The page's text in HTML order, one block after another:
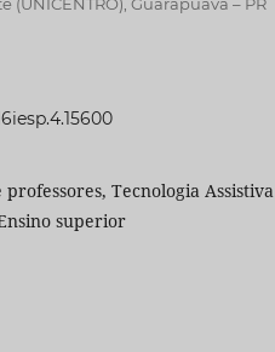
Guarapuava – PR
Tecnologia Assistiva
superior